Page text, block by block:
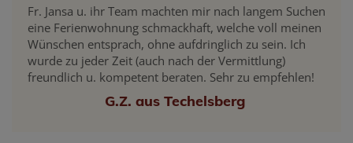
Fr. Jansa u. ihr Team machten mir nach langem Suchen
eine Ferienwohnung schmackhaft, welche voll meinen
Wünschen entsprach, ohne aufdringlich zu sein. Ich
wurde zu jeder Zeit (auch nach der Vermittlung)
freundlich u. kompetent beraten. Sehr zu empfehlen!
G.Z. aus Techelsberg